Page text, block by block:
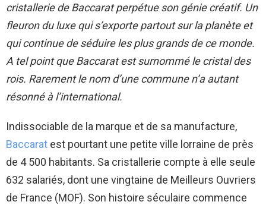
cristallerie de Baccarat perpétue son génie créatif. Un
fleuron du luxe qui s’exporte partout sur la planète et
qui continue de séduire les plus grands de ce monde.
A tel point que Baccarat est surnommé le cristal des
rois. Rarement le nom d’une commune n’a autant
résonné à l’international.
Indissociable de la marque et de sa manufacture,
Baccarat est pourtant une petite ville lorraine de près
de 4 500 habitants. Sa cristallerie compte à elle seule
632 salariés, dont une vingtaine de Meilleurs Ouvriers
de France (MOF). Son histoire séculaire commence